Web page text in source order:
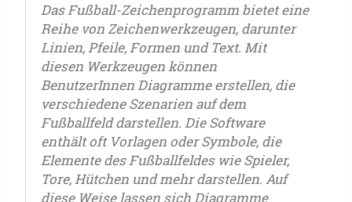
Das Fußball-Zeichenprogramm bietet eine
Reihe von Zeichenwerkzeugen, darunter
Linien, Pfeile, Formen und Text. Mit
diesen Werkzeugen können
BenutzerInnen Diagramme erstellen, die
verschiedene Szenarien auf dem
Fußballfeld darstellen. Die Software
enthält oft Vorlagen oder Symbole, die
Elemente des Fußballfeldes wie Spieler,
Tore, Hütchen und mehr darstellen. Auf
diese Weise lassen sich Diagramme